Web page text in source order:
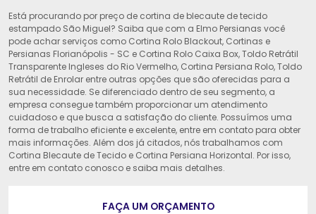
Está procurando por preço de cortina de blecaute de tecido
estampado São Miguel? Saiba que com a Elmo Persianas você
pode achar serviços como Cortina Rolo Blackout, Cortinas e
Persianas Florianópolis - SC e Cortina Rolo Caixa Box, Toldo Retrátil
Transparente Ingleses do Rio Vermelho, Cortina Persiana Rolo, Toldo
Retrátil de Enrolar entre outras opções que são oferecidas para a
sua necessidade. Se diferenciado dentro de seu segmento, a
empresa consegue também proporcionar um atendimento
cuidadoso e que busca a satisfação do cliente. Possuímos uma
forma de trabalho eficiente e excelente, entre em contato para obter
mais informações. Além dos já citados, nós trabalhamos com
Cortina Blecaute de Tecido e Cortina Persiana Horizontal. Por isso,
entre em contato conosco e saiba mais detalhes.
FAÇA UM ORÇAMENTO